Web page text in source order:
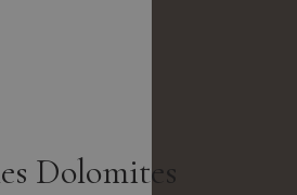
Dolomites